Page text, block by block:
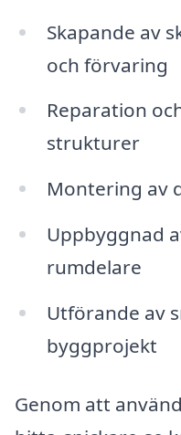
Skapande av
och förvaring
Reparation
strukturer
Montering av
Uppbyggnad
rumdelare
Utförande av
byggprojekt
Genom att